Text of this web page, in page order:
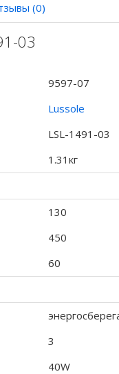
(0)
03
9597-07
Lussole
LSL-1491-03
1.31кг
130
450
60
3
40W